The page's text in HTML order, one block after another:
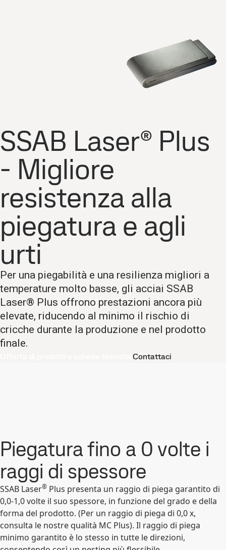
SSAB Laser® Plus
- Migliore
resistenza alla
piegatura e agli
urti
Per una piegabilità e una resilienza migliori a
temperature molto basse, gli acciai SSAB
Laser® Plus offrono prestazioni ancora più
elevate, riducendo al minimo il rischio di
cricche durante la produzione e nel prodotto
finale.
Contattaci
Piegatura fino a 0 volte i
raggi di spessore
SSAB Laser® Plus presenta un raggio di piega garantito di
0,0-1,0 volte il suo spessore, in funzione del grado e della
forma del prodotto. (Per un raggio di piega di 0,0 x,
consulta le nostre qualità MC Plus). Il raggio di piega
minimo garantito è lo stesso in tutte le direzioni,